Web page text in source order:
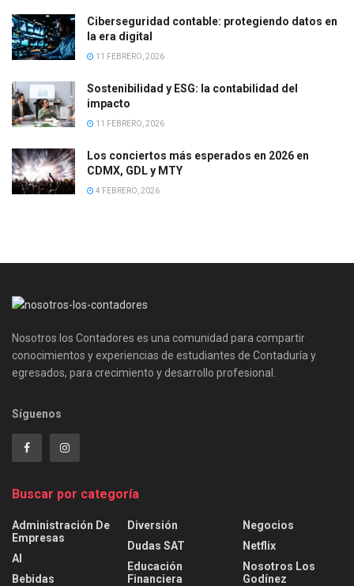
Ciberseguridad contable: protegiendo datos en
la era digital
11 FEBRERO, 2026
Sostenibilidad y ESG: la contabilidad del
impacto
11 FEBRERO, 2026
Los conciertos más esperados en 2026 en
CDMX, GDL y MTY
4 FEBRERO, 2026
Nosotros los Contadores es una comunidad para compartir
conocimientos y experiencias de estudiantes de Contaduría y
egresados, para crecimiento y desarrollo profesional.
Síguenos
Buscar por categoría
Administración De
Empresas
AI
Bebidas
Diversión
Dudas SAT
Educación
Financiera
Negocios
Netflix
Nosotros Los
Godínez